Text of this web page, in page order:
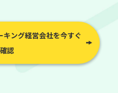
キング経営会社を今すぐ
確認